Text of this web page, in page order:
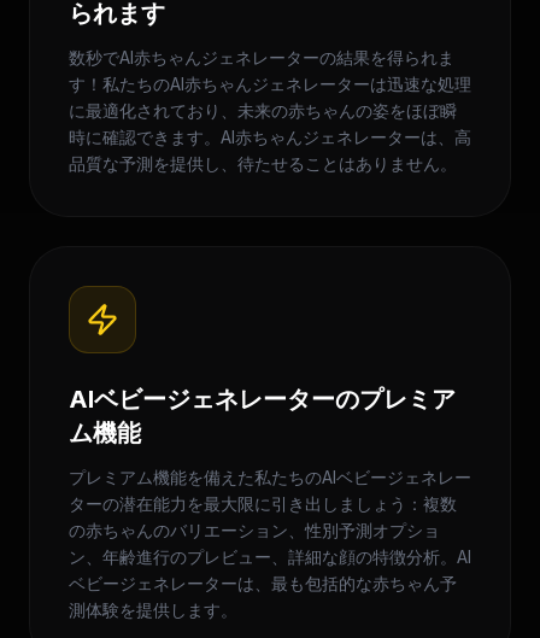
られます
数秒でAI赤ちゃんジェネレーターの結果を得られま
す！私たちのAI赤ちゃんジェネレーターは迅速な処理
に最適化されており、未来の赤ちゃんの姿をほぼ瞬
時に確認できます。AI赤ちゃんジェネレーターは、高
品質な予測を提供し、待たせることはありません。
AIベビージェネレーターのプレミア
ム機能
プレミアム機能を備えた私たちのAIベビージェネレー
ターの潜在能力を最大限に引き出しましょう：複数
の赤ちゃんのバリエーション、性別予測オプショ
ン、年齢進行のプレビュー、詳細な顔の特徴分析。AI
ベビージェネレーターは、最も包括的な赤ちゃん予
測体験を提供します。